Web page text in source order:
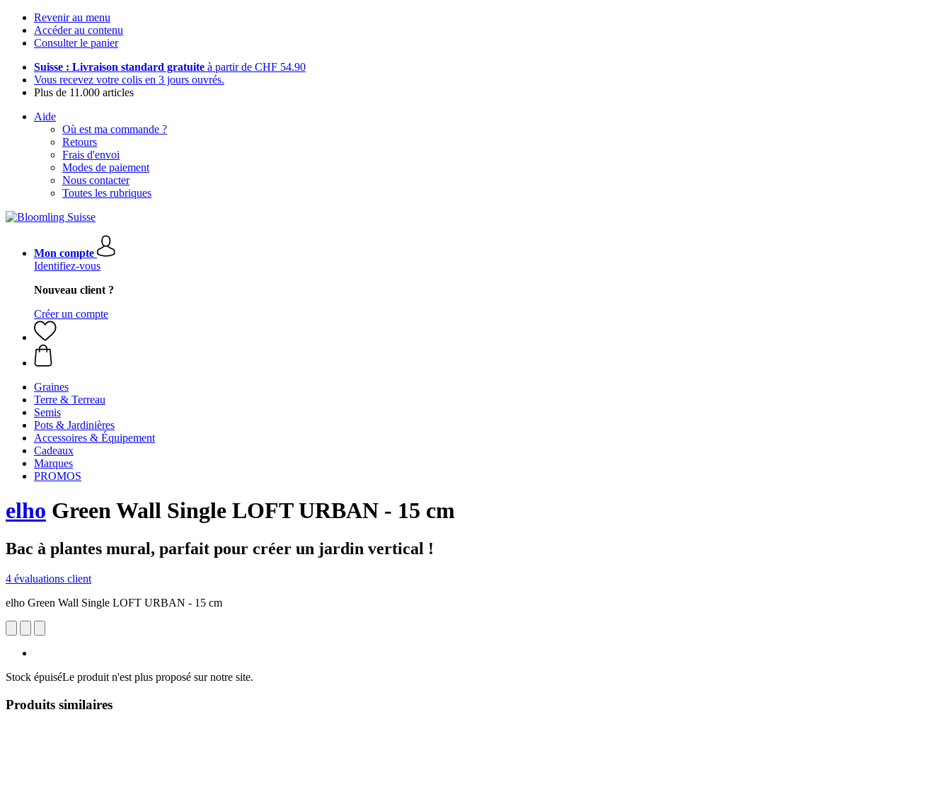
Revenir au menu
Accéder au contenu
Consulter le panier
Suisse : Livraison standard gratuite à partir de CHF 54.90
Vous recevez votre colis en 3 jours ouvrés.
Plus de 11.000 articles
Aide
Où est ma commande ?
Retours
Frais d'envoi
Modes de paiement
Nous contacter
Toutes les rubriques
Mon compte
Identifiez-vous
Nouveau client ?
Créer un compte
Graines
Terre & Terreau
Semis
Pots & Jardinières
Accessoires & Équipement
Cadeaux
Marques
PROMOS
elho Green Wall Single LOFT URBAN - 15 cm
Bac à plantes mural, parfait pour créer un jardin vertical !
4 évaluations client
elho Green Wall Single LOFT URBAN - 15 cm
Stock épuiséLe produit n'est plus proposé sur notre site.
Produits similaires